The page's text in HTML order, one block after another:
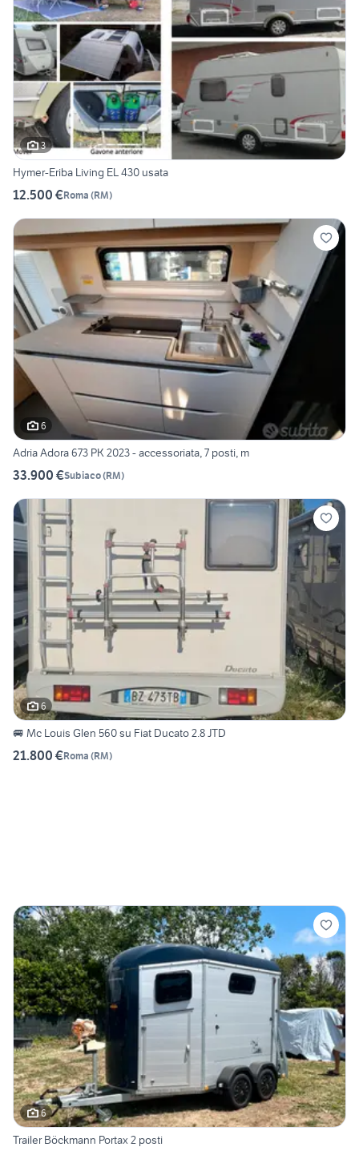
3
Hymer-Eriba Living EL 430 usata
12.500 €Roma (RM)
6
Adria Adora 673 PK 2023 - accessoriata, 7 posti, m
33.900 €Subiaco(RM)
6
🚐 Mc Louis Glen 560 su Fiat Ducato 2.8 JTD
21.800 €Roma (RM)
6
Trailer Böckmann Portax 2 posti